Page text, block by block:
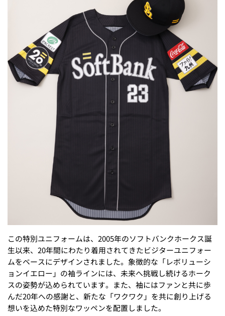
この特別ユニフォームは、2005年のソフトバンクホークス誕
生以来、20年間にわたり着用されてきたビジターユニフォー
ムをベースにデザインされました。象徴的な「レボリューシ
ョンイエロー」の袖ラインには、未来へ挑戦し続けるホーク
スの姿勢が込められています。また、袖にはファンと共に歩
んだ20年への感謝と、新たな「ワクワク」を共に創り上げる
想いを込めた特別なワッペンを配置しました。